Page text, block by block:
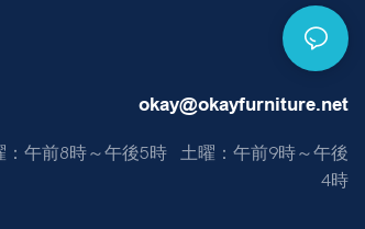
okay@okayfurniture.net
：午前8時～午後5時 土曜：午前9時～午後
4時